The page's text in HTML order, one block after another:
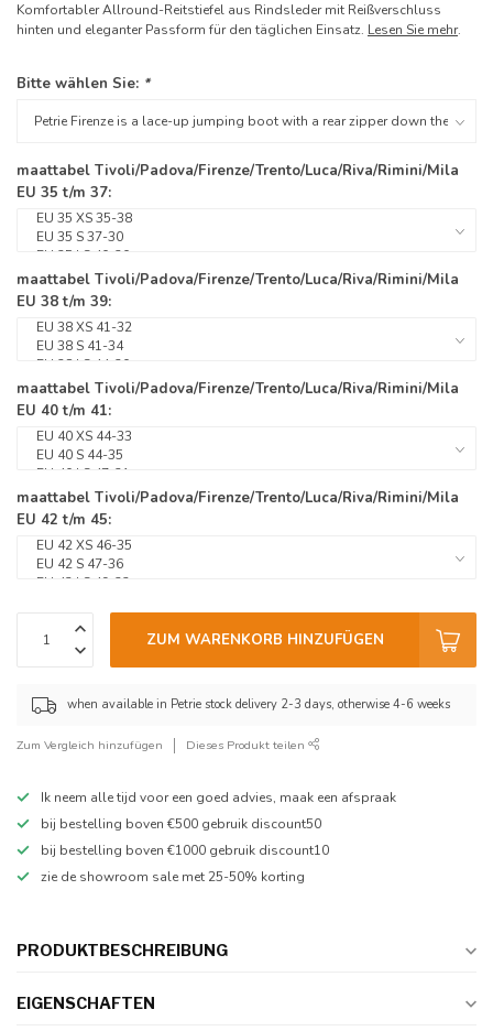
Komfortabler Allround-Reitstiefel aus Rindsleder mit Reißverschluss
hinten und eleganter Passform für den täglichen Einsatz. Lesen Sie mehr.
Bitte wählen Sie: *
maattabel Tivoli/Padova/Firenze/Trento/Luca/Riva/Rimini/Mila
EU 35 t/m 37:
maattabel Tivoli/Padova/Firenze/Trento/Luca/Riva/Rimini/Mila
EU 38 t/m 39:
maattabel Tivoli/Padova/Firenze/Trento/Luca/Riva/Rimini/Mila
EU 40 t/m 41:
maattabel Tivoli/Padova/Firenze/Trento/Luca/Riva/Rimini/Mila
EU 42 t/m 45:
ZUM WARENKORB HINZUFÜGEN
when available in Petrie stock delivery 2-3 days, otherwise 4-6 weeks
Zum Vergleich hinzufügen Dieses Produkt teilen
Ik neem alle tijd voor een goed advies, maak een afspraak
bij bestelling boven €500 gebruik discount50
bij bestelling boven €1000 gebruik discount10
zie de showroom sale met 25-50% korting
PRODUKTBESCHREIBUNG
EIGENSCHAFTEN